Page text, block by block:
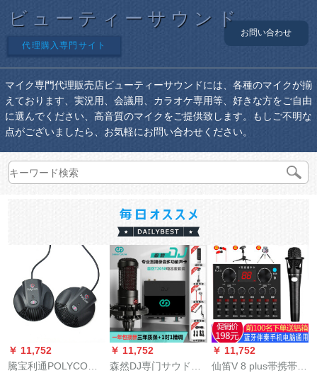
ビューティーサウンド
代理購入専門サイト
お問い合わせ
マイク専門代理販売店ビューティーサウンドには、各種のマイクが揃
えております、実況用、会議用、カラオケ専用等、好きな方をご自由
に選んでください、高音質のマイクをご提供致します。もしご不明な
点がございましたら、お気軽にお問い合わせください。
￥ 11,752
騰宝利通POLYCOM
￥ 11,752
森然DJ専门サウドド
￥ 11,752
仙笛V 8 plus帯携帯電